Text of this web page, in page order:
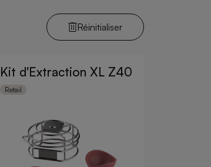
Réinitialiser
Kit d'Extraction XL Z40
Retail